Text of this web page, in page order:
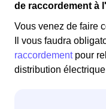
de raccordement à
Vous venez de faire
Il vous faudra
raccordementpour
distribution